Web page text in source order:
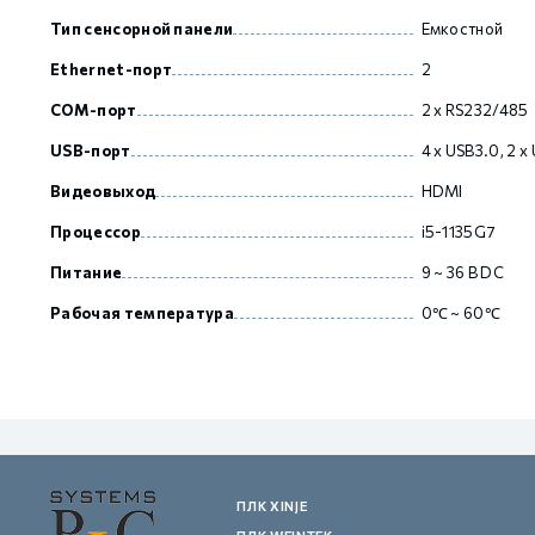
Тип сенсорной панели Емкостной
Ethernet-порт 2
COM-порт 2 x RS232/485
USB-порт 4 x USB3.0, 2 x
Видеовыход HDMI
Процессор i5-1135G7
Питание 9 ~ 36 В DC
Рабочая температура 0℃ ~ 60℃
ПЛК XINJE
GCAN